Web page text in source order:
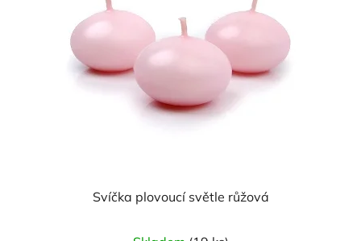
Svíčka plovoucí světle růžová